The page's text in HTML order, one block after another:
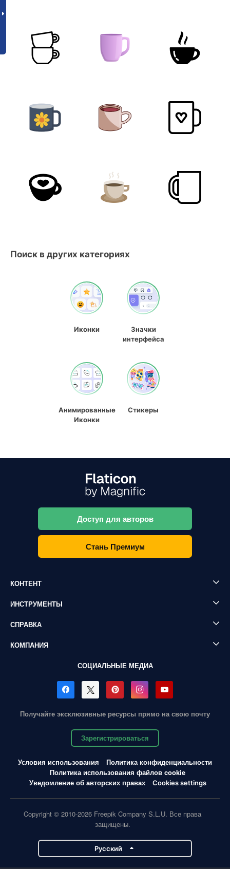
Поиск в других категориях
Иконки
Значки
интерфейса
Анимированные
Иконки
Стикеры
Доступ для авторов
Стань Премиум
КОНТЕНТ
ИНСТРУМЕНТЫ
СПРАВКА
КОМПАНИЯ
СОЦИАЛЬНЫЕ МЕДИА
Получайте эксклюзивные ресурсы прямо на свою почту
Зарегистрироваться
Условия использования
Политика конфиденциальности
Политика использования файлов cookie
Уведомление об авторских правах
Cookies settings
Copyright © 2010-2026 Freepik Company S.L.U. Все права
защищены.
Pусский